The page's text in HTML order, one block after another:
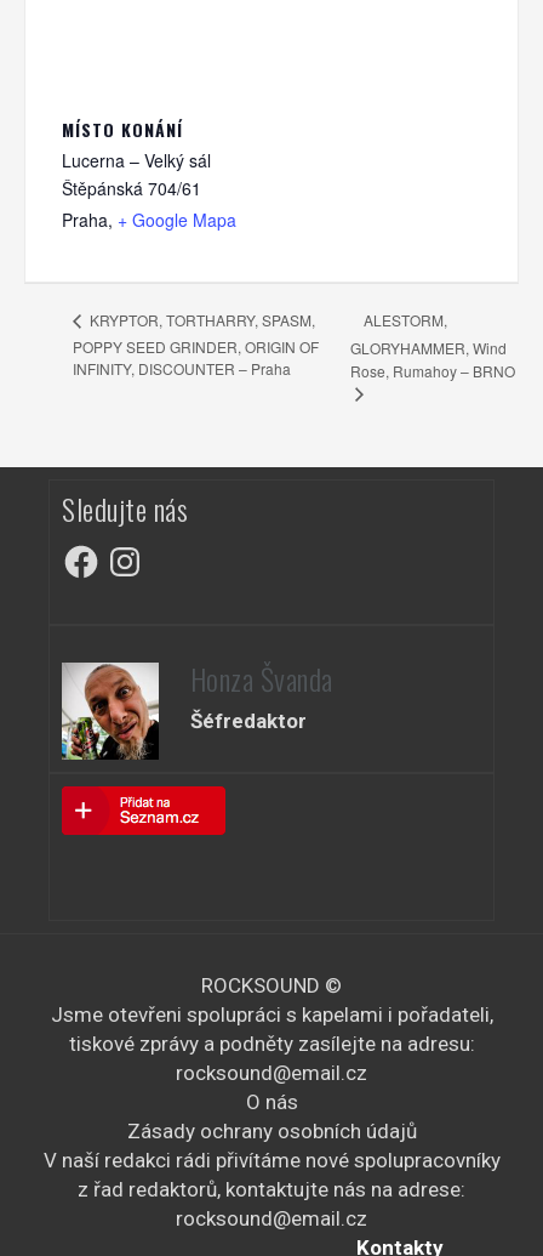
MÍSTO KONÁNÍ
Lucerna – Velký sál
Štěpánská 704/61
Praha, + Google Mapa
KRYPTOR, TORTHARRY, SPASM,
POPPY SEED GRINDER, ORIGIN OF
INFINITY, DISCOUNTER – Praha
ALESTORM,
GLORYHAMMER, Wind
Rose, Rumahoy – BRNO
Sledujte nás
FacebookInstagram
Honza Švanda
Šéfredaktor
ROCKSOUND ©
Jsme otevřeni spolupráci s kapelami i pořadateli,
tiskové zprávy a podněty zasílejte na adresu:
rocksound@email.cz
O nás
Zásady ochrany osobních údajů
V naší redakci rádi přivítáme nové spolupracovníky
z řad redaktorů, kontaktujte nás na adrese:
rocksound@email.cz
Kontakty